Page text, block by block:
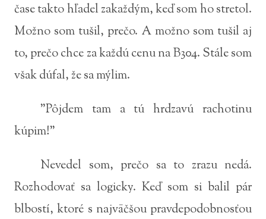
čase takto hľadel zakaždým, keď som ho stretol.
Možno som tušil, prečo. A možno som tušil aj
to, prečo chce za každú cenu na B304. Stále som
však dúfal, že sa mýlim.
"Pôjdem tam a tú hrdzavú rachotinu
kúpim!"
Nevedel som, prečo sa to zrazu nedá.
Rozhodovať sa logicky. Keď som si balil pár
blbostí, ktoré s najväčšou pravdepodobnosťou